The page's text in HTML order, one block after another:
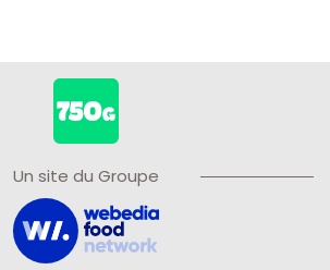
Un site du Groupe